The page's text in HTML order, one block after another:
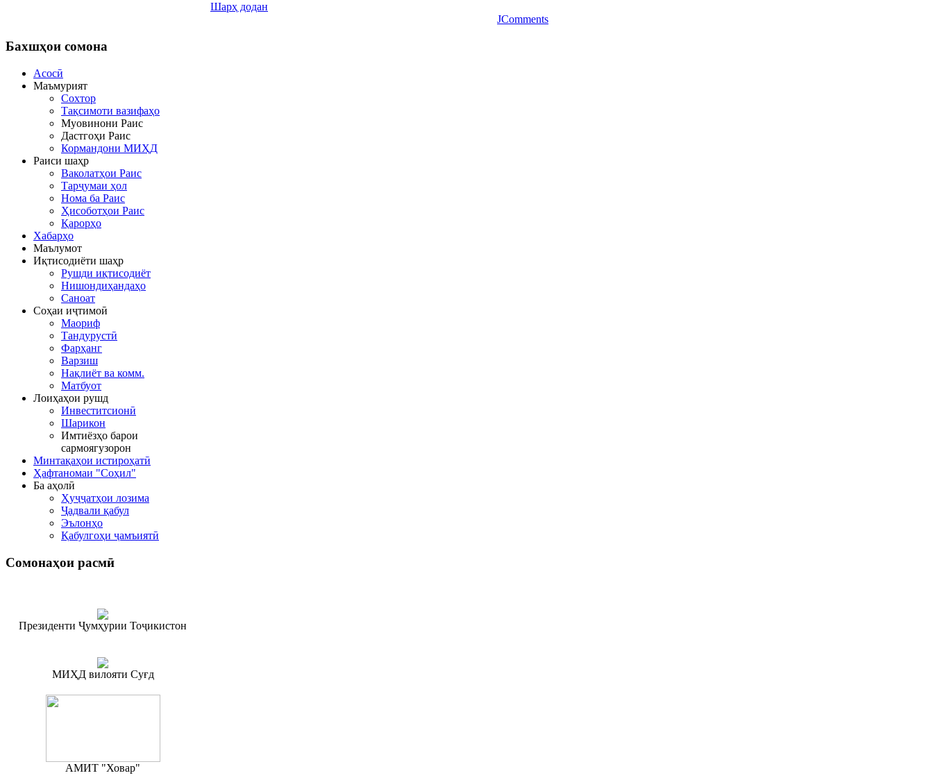
Шарҳ додан
JComments
Бахшҳои сомона
Асосӣ
Маъмурият
Сохтор
Тақсимоти вазифаҳо
Муовинони Раис
Дастгоҳи Раис
Кормандони МИҲД
Раиси шаҳр
Ваколатҳои Раис
Тарҷумаи ҳол
Нома ба Раис
Ҳисоботҳои Раис
Қарорҳо
Хабарҳо
Маълумот
Иқтисодиёти шаҳр
Рушди иқтисодиёт
Нишондиҳандаҳо
Саноат
Соҳаи иҷтимоӣ
Маориф
Тандурустӣ
Фарҳанг
Варзиш
Нақлиёт ва комм.
Матбуот
Лоиҳаҳои рушд
Инвеститсионӣ
Шарикон
Имтиёзҳо барои
сармоягузорон
Минтақаҳои истироҳатӣ
Ҳафтаномаи "Соҳил"
Ба аҳолӣ
Ҳуҷҷатҳои лозима
Ҷадвали қабул
Эълонҳо
Қабулгоҳи ҷамъиятӣ
Сомонаҳои расмӣ
Президенти Ҷумҳурии Тоҷикистон
МИҲД вилояти Суғд
АМИТ "Ховар"